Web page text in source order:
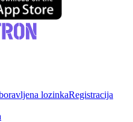
lozinkaRegistracija